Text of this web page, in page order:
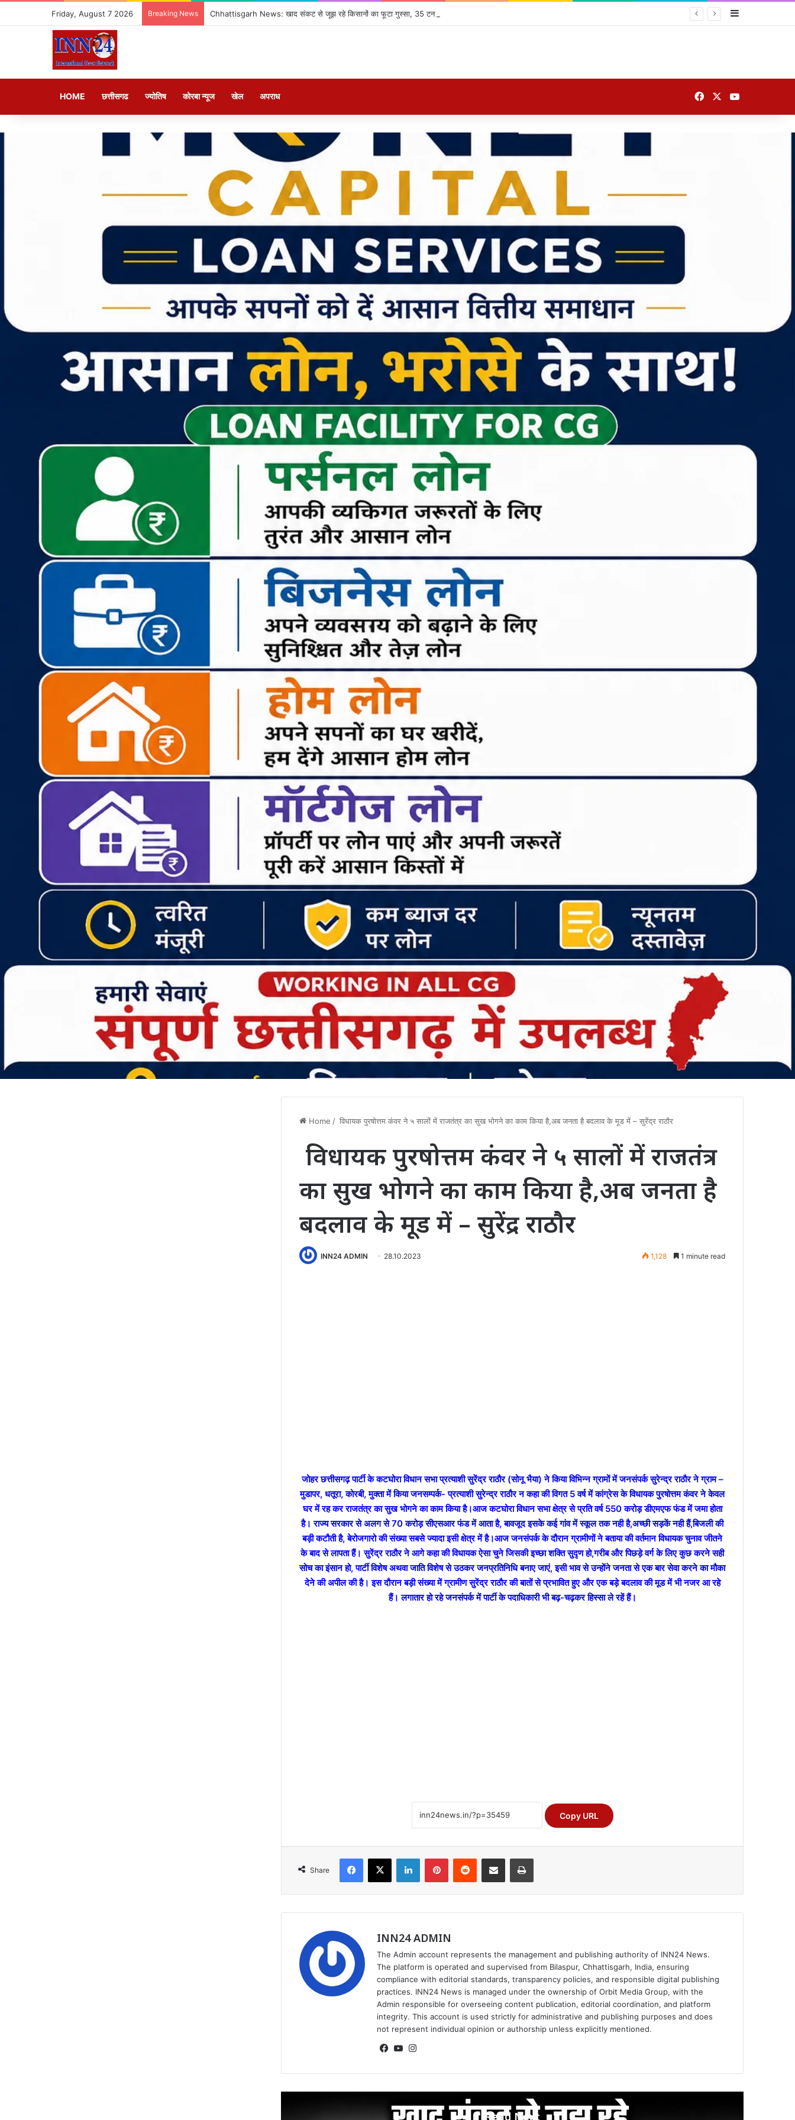
Friday, August 7 2026 Breaking News Chhattisgarh News: खाद संकट से जूझ रहे किसानों का फूटा गुस्सा, 35 टन खाद की नीलामी रद्द होने पर सड़क पर उतरे Sidebar
HOME छत्तीसगढ ज्योतिष कोरबा न्यूज खेल अपराध FacebookYouTube
Home / विधायक पुरषोत्तम कंवर ने ५ सालों में राजतंत्र का सुख भोगने का काम किया है,अब जनता है बदलाव के मूड में – सुरेंद्र राठौर
विधायक पुरषोत्तम कंवर ने ५ सालों में राजतंत्र
का सुख भोगने का काम किया है,अब जनता है
बदलाव के मूड में – सुरेंद्र राठौर
INN24 ADMIN 28.10.2023 1,128 1 minute read
जोहर छत्तीसगढ़ पार्टी के कटघोरा विधान सभा प्रत्याशी सुरेंद्र राठौर (सोनू भैया) ने किया विभिन्न ग्रामों में जनसंपर्कसुरेन्द्र राठौर ने ग्राम –
मुडापर, धतूरा, कोरबी, मुक्ता में किया जनसम्पर्क- प्रत्याशी सुरेन्द्र राठौर न कहा की विगत 5 वर्ष में कांग्रेस के विधायक पुरषोत्तम कंवर ने केवल
घर में रह कर राजतंत्र का सुख भोगने का काम किया है।आज कटघोरा विधान सभा क्षेत्र से प्रति वर्ष 550 करोड़ डीएमएफ फंड में जमा होता
है। राज्य सरकार से अलग से 70 करोड़ सीएसआर फंड में आता है, बावजूद इसके कई गांव में स्कूल तक नही है,अच्छी सड़कें नही हैं,बिजली की
बड़ी कटौती है, बेरोजगारो की संख्या सबसे ज्यादा इसी क्षेत्र में है।आज जनसंपर्क के दौरान ग्रामीणों ने बताया की वर्तमान विधायक चुनाव जीतने
के बाद से लापता हैं।सुरेंद्र राठौर ने आगे कहा की विधायक ऐसा चुने जिसकी इच्छा शक्ति सुदृण हो,गरीब और पिछड़े वर्ग के लिए कुछ करने सही
सोच का इंसान हो, पार्टी विशेष अथवा जाति विशेष से उठकर जनप्रतिनिधि बनाए जाएं, इसी भाव से उन्होंने जनता से एक बार सेवा करने का मौका
देने की अपील की है। इस दौरान बड़ी संख्या में ग्रामीण सुरेंद्र राठौर की बातों से प्रभावित हुए और एक बड़े बदलाव की मूड में भी नजर आ रहे
हैं। लगातार हो रहे जनसंपर्क में पार्टी के पदाधिकारी भी बढ़-चढ़कर हिस्सा ले रहें हैं।
Copy URL
Share
Facebook
X LinkedInPinterestReddit Share via Email Print
INN24 ADMIN
The Admin account represents the management and publishing authority of INN24 News.
The platform is operated and supervised from Bilaspur, Chhattisgarh, India, ensuring
compliance with editorial standards, transparency policies, and responsible digital publishing
practices. INN24 News is managed under the ownership of Orbit Media Group, with the
Admin responsible for overseeing content publication, editorial coordination, and platform
integrity. This account is used strictly for administrative and publishing purposes and does
not represent individual opinion or authorship unless explicitly mentioned.
Facebook
YouTube
Read Next